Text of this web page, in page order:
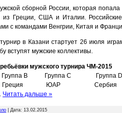
сборной России, которая
Греции, США и Италии.
с командами Венгрии, Китая и
в Казани стартует 26 июля
вступят мужские коллективы.
мужского турнира ЧМ-2015
B Группа C Группа D
Греция ЮАР Сербия
Читать дальше »
| Дата: 13.02.2015